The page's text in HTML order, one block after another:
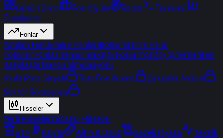
Günün Özeti Portföyüm Radar
Terminal
Endeksler
Fonlar
Yatırım FonlarıBES FonlarıBorsa Yatırım Fonu
Popüler Fonlar YeniBir Bakışta FonlarPortföy ŞirketleriFon
KarşılaştırmaFon Simülasyonu
Akıllı Para Sinyali
Ters Fon Arama
Çakışma Analizi
Sektör Rotasyonu
Hisseler
Yerli HisselerYabancı Hisseler
ETF
Kripto Altın & Döviz Vadeli Piyasa
Teknik